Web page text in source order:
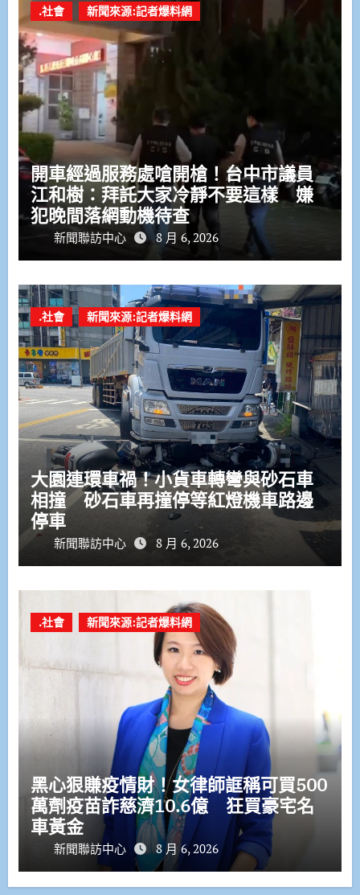
.社會 新聞來源:記者爆料網
開車經過服務處嗆開槍！台中市議員
江和樹：拜託大家冷靜不要這樣 嫌
犯晚間落網動機待查
新聞聯訪中心 8 月 6, 2026
.社會 新聞來源:記者爆料網
大園連環車禍！小貨車轉彎與砂石車
相撞 砂石車再撞停等紅燈機車路邊
停車
新聞聯訪中心 8 月 6, 2026
.社會 新聞來源:記者爆料網
黑心狠賺疫情財！女律師誆稱可買500
萬劑疫苗詐慈濟10.6億 狂買豪宅名
車黃金
新聞聯訪中心 8 月 6, 2026